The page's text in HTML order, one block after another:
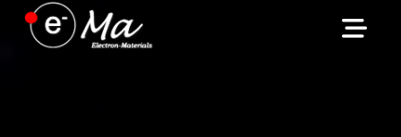
Skip